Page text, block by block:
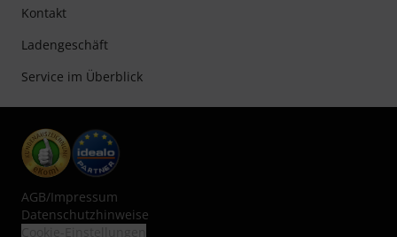
Kontakt
Ladengeschäft
Service im Überblick
AGB/Impressum
Datenschutzhinweise